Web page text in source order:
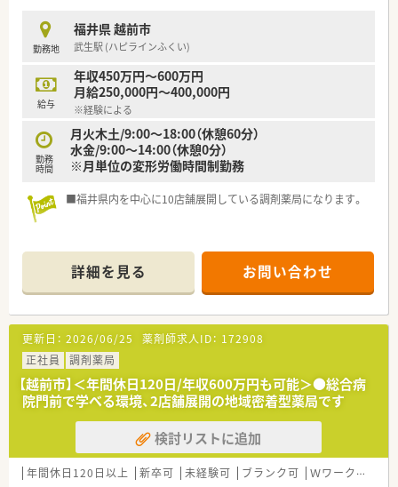
勤務地
福井県 越前市
武生駅 (ハピラインふくい)
給与
年収450万円～600万円
月給250,000円～400,000円
※経験による
勤務
時間
月火木土/9:00～18:00（休憩60分）
水金/9:00～14:00（休憩0分）
※月単位の変形労働時間制勤務
■福井県内を中心に10店舗展開している調剤薬局になります。
詳細を見る お問い合わせ
更新日： 2026/06/25 薬剤師求人ID： 172908
正社員
調剤薬局
【越前市】＜年間休日120日/年収600万円も可能＞●総合病
院門前で学べる環境、2店舗展開の地域密着型薬局です
検討リストに追加
年間休日120日以上 新卒可 未経験可 ブランク可 Ｗワーク可